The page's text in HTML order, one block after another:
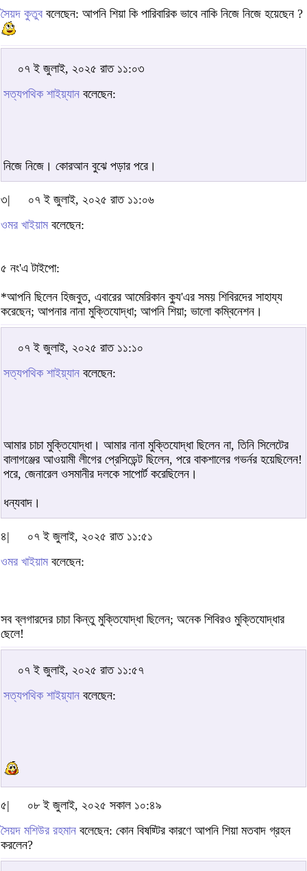
সৈয়দ কুতুব বলেছেন: আপনি শিয়া কি পারিবারিক ভাবে নাকি নিজে নিজে হয়েছেন ?
০৭ ই জুলাই, ২০২৫ রাত ১১:০৩
সত্যপথিক শাইয়্যান বলেছেন:
নিজে নিজে। কোরআন বুঝে পড়ার পরে।
৩|
০৭ ই জুলাই, ২০২৫ রাত ১১:০৬
ওমর খাইয়ামবলেছেন:
৫ নং'এ টাইপো:
*আপনি ছিলেন হিজবুত, এবারের আমেরিকান ক্যু'এর সময় শিবিরদের সাহায্য
করেছেন; আপনার নানা মুক্তিযোদ্ধা; আপনি শিয়া; ভালো কম্বিনেশন।
০৭ ই জুলাই, ২০২৫ রাত ১১:১০
সত্যপথিক শাইয়্যান বলেছেন:
আমার চাচা মুক্তিযোদ্ধা। আমার নানা মুক্তিযোদ্ধা ছিলেন না, তিনি সিলেটের
বালাগঞ্জের আওয়ামী লীগের প্রেসিডেন্ট ছিলেন, পরে বাকশালের গভর্নর হয়েছিলেন!
পরে, জেনারেল ওসমানীর দলকে সাপোর্ট করেছিলেন।
ধন্যবাদ।
৪|
০৭ ই জুলাই, ২০২৫ রাত ১১:৫১
ওমর খাইয়ামবলেছেন:
সব ব্লগারদের চাচা কিন্তু মুক্তিযোদ্ধা ছিলেন; অনেক শিবিরও মুক্তিযোদ্ধার
ছেলে!
০৭ ই জুলাই, ২০২৫ রাত ১১:৫৭
সত্যপথিক শাইয়্যান বলেছেন:
৫|
০৮ ই জুলাই, ২০২৫ সকাল ১০:৪৯
সৈয়দ মশিউর রহমান বলেছেন: কোন বিষয়্টির কারণে আপনি শিয়া মতবাদ গ্রহন
করলেন?